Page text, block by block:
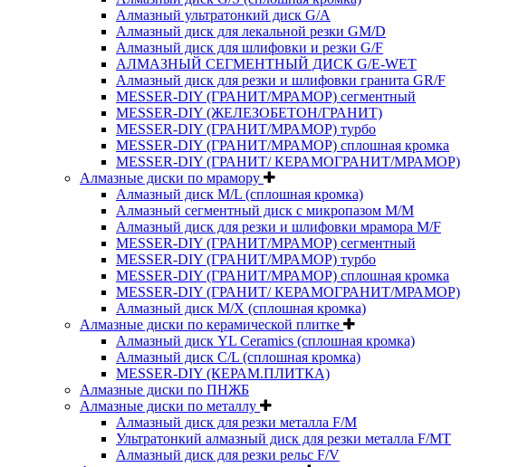
Алмазный ультратонкий диск G/A
Алмазный диск для лекальной резки GM/D
Алмазный диск для шлифовки и резки G/F
АЛМАЗНЫЙ СЕГМЕНТНЫЙ ДИСК G/E-WET
Алмазный диск для резки и шлифовки гранита GR/F
MESSER-DIY (ГРАНИТ/МРАМОР) сегментный
MESSER-DIY (ЖЕЛЕЗОБЕТОН/ГРАНИТ)
MESSER-DIY (ГРАНИТ/МРАМОР) турбо
MESSER-DIY (ГРАНИТ/МРАМОР) сплошная кромка
MESSER-DIY (ГРАНИТ/ КЕРАМОГРАНИТ/МРАМОР)
Алмазные диски по мрамору
Алмазный диск M/L (сплошная кромка)
Алмазный сегментный диск с микропазом M/M
Алмазный диск для резки и шлифовки мрамора M/F
MESSER-DIY (ГРАНИТ/МРАМОР) сегментный
MESSER-DIY (ГРАНИТ/МРАМОР) турбо
MESSER-DIY (ГРАНИТ/МРАМОР) сплошная кромка
MESSER-DIY (ГРАНИТ/ КЕРАМОГРАНИТ/МРАМОР)
Алмазный диск M/X (сплошная кромка)
Алмазные диски по керамической плитке
Алмазный диск YL Ceramics (сплошная кромка)
Алмазный диск C/L (сплошная кромка)
MESSER-DIY (КЕРАМ.ПЛИТКА)
Алмазные диски по ПНЖБ
Алмазные диски по металлу
Алмазный диск для резки металла F/M
Ультратонкий алмазный диск для резки металла F/MT
Алмазный диск для резки рельс F/V